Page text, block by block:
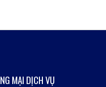
MẠI DỊCH VỤ